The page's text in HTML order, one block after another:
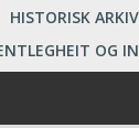
HISTORISK ARKIV
OG